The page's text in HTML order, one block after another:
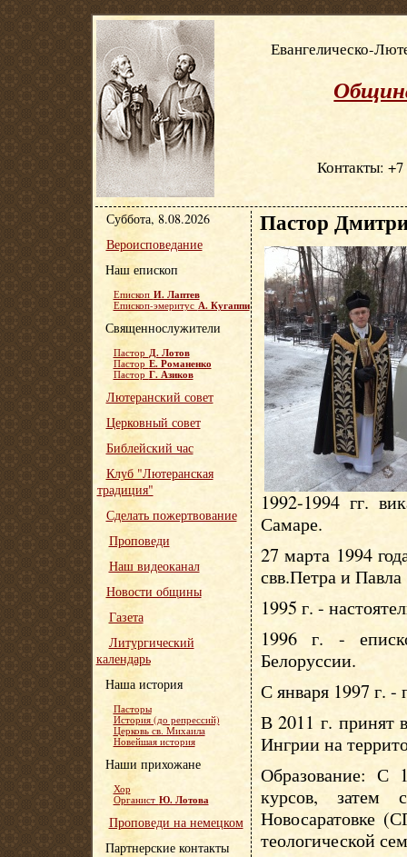
Евангелическо-
Контакты: +7
Пастор
1992-1994 гг.
Самаре.
27 марта 1994
свв.Петра и
1995 г. -
1996 г. -
Белоруссии.
С января 1997 г.
В 2011 г. принят
Ингрии на
Образование: С
курсов, затем
Новосаратовке
теологической
Суббота, 8.08.2026
Вероисповедание
Наш епископ
Епископ И. Лаптев
Епископ-эмеритус А. Кугаппи
Священнослужители
Пастор Д. Лотов
Пастор Е. Романенко
Пастор Г. Азиков
Лютеранский совет
Церковный совет
Библейский час
Клуб "Лютеранская
традиция"
Сделать пожертвование
Проповеди
Наш видеоканал
Новости общины
Газета
Литургический
календарь
Наша история
Пасторы
История (до репрессий)
Церковь св. Михаила
Новейшая история
Наши прихожане
Хор
Органист Ю. Лотова
Проповеди на немецком
Партнерские контакты